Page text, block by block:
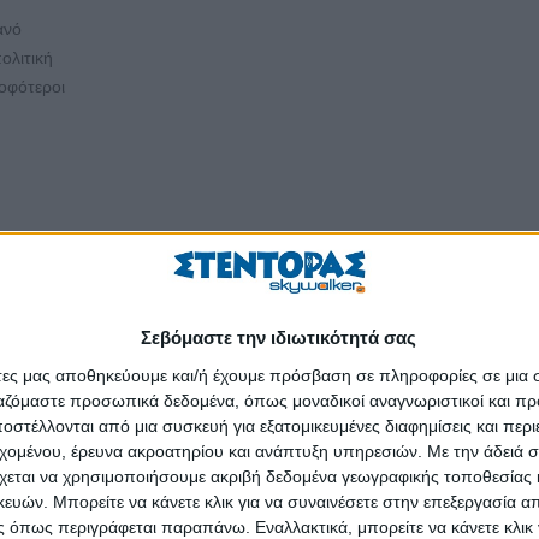
Σεβόμαστε την ιδιωτικότητά σας
μας αποθηκεύουμε και/ή έχουμε πρόσβαση σε πληροφορίες σε
προσωπικά δεδομένα, όπως μοναδικοί αναγνωριστικοί και
από μια συσκευή για εξατομικευμένες διαφημίσεις και
έρευνα ακροατηρίου και ανάπτυξη υπηρεσιών. Με την άδειά
να χρησιμοποιήσουμε ακριβή δεδομένα γεωγραφικής τοποθεσίας
Μπορείτε να κάνετε κλικ για να συναινέσετε στην επεξεργασία
περιγράφεται παραπάνω. Εναλλακτικά, μπορείτε να κάνετε κλικ